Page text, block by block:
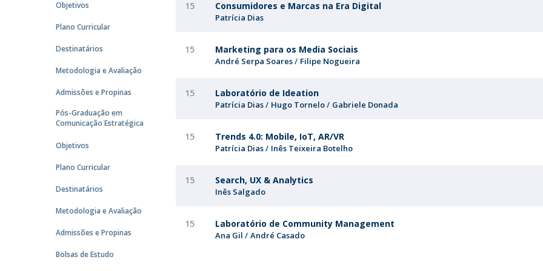
Católica Research Centre for Psychological, Family and
Social Wellbeing
Objetivos
Plano Curricular
Destinatários
Metodologia e Avaliação
Admissões e Propinas
Pós-Graduação em
Comunicação Estratégica
Objetivos
Plano Curricular
Destinatários
Metodologia e Avaliação
Admissões e Propinas
Bolsas de Estudo
15
Consumidores e Marcas na Era Digital
Patrícia Dias
15 Marketing para os Media Sociais
André Serpa Soares Filipe Nogueira
15 Laboratório de Ideation
Patrícia Dias Hugo Tornelo Gabriele Donada
15 Trends 4.0: Mobile, IoT, AR/VR
Patrícia Dias Inês Teixeira Botelho
15 Search, UX & Analytics
Inês Salgado
15 Laboratório de Community Management
Ana Gil André Casado